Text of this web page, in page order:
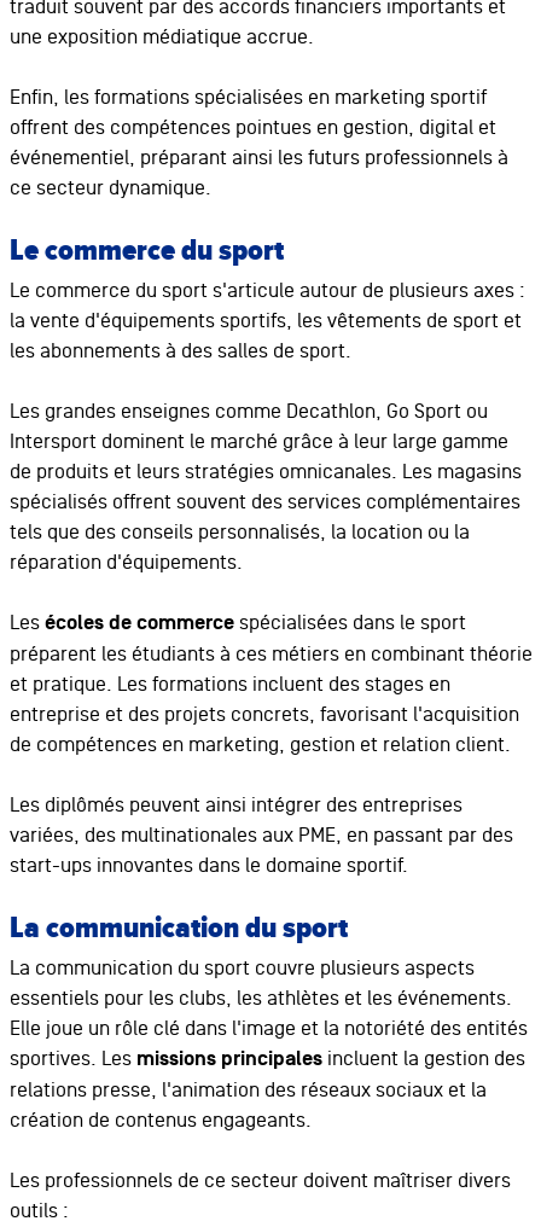
traduit souvent par des accords financiers importants et
une exposition médiatique accrue.
Enfin, les formations spécialisées en marketing sportif
offrent des compétences pointues en gestion, digital et
événementiel, préparant ainsi les futurs professionnels à
ce secteur dynamique.
Le commerce du sport
Le commerce du sport s'articule autour de plusieurs axes :
la vente d'équipements sportifs, les vêtements de sport et
les abonnements à des salles de sport.
Les grandes enseignes comme Decathlon, Go Sport ou
Intersport dominent le marché grâce à leur large gamme
de produits et leurs stratégies omnicanales. Les magasins
spécialisés offrent souvent des services complémentaires
tels que des conseils personnalisés, la location ou la
réparation d'équipements.
Les écoles de commercespécialisées dans le sport
préparent les étudiants à ces métiers en combinant théorie
et pratique. Les formations incluent des stages en
entreprise et des projets concrets, favorisant l'acquisition
de compétences en marketing, gestion et relation client.
Les diplômés peuvent ainsi intégrer des entreprises
variées, des multinationales aux PME, en passant par des
start-ups innovantes dans le domaine sportif.
La communication du sport
La communication du sport couvre plusieurs aspects
essentiels pour les clubs, les athlètes et les événements.
Elle joue un rôle clé dans l'image et la notoriété des entités
sportives. Les missions principalesincluent la gestion des
relations presse, l'animation des réseaux sociaux et la
création de contenus engageants.
Les professionnels de ce secteur doivent maîtriser divers
outils :